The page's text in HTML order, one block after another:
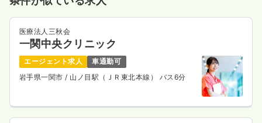
日勤のみ（パート）
給与 時給1,570円
土日休み
オンコールあり 担当業務未経験可
ブランク可
医療法人三秋会
一関中央クリニック
エージェント求人
車通勤可
岩手県一関市 / 山ノ目駅（ＪＲ東北本線） バス6分